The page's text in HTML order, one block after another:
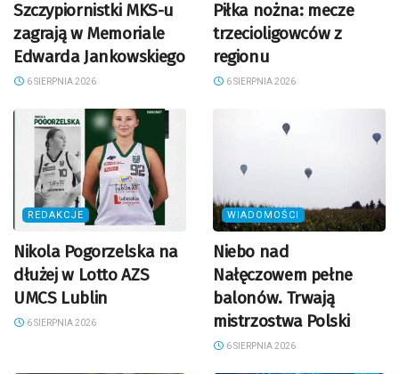
Szczypiornistki MKS-u
zagrają w Memoriale
Edwarda Jankowskiego
6 SIERPNIA 2026
Piłka nożna: mecze
trzecioligowców z
regionu
6 SIERPNIA 2026
REDAKCJE
Nikola Pogorzelska na
dłużej w Lotto AZS
UMCS Lublin
6 SIERPNIA 2026
WIADOMOŚCI
Niebo nad
Nałęczowem pełne
balonów. Trwają
mistrzostwa Polski
6 SIERPNIA 2026